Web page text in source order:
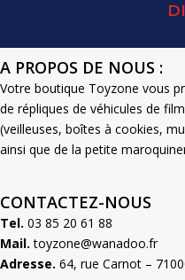
A PROPOS DE NOUS :
Votre boutique Toyzone vous
de répliques de véhicules de
(veilleuses, boîtes à cookies,
ainsi que de la petite
CONTACTEZ-NOUS
Tel. 03 85 20 61 88
Mail. toyzone@wanadoo.fr
Adresse. 64, rue Carnot –